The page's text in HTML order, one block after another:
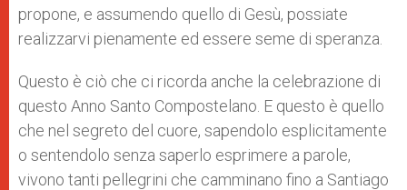
propone, e assumendo quello di Gesù, possiate
realizzarvi pienamente ed essere seme di speranza.
Questo è ciò che ci ricorda anche la celebrazione di
questo Anno Santo Compostelano. E questo è quello
che nel segreto del cuore, sapendolo esplicitamente
o sentendolo senza saperlo esprimere a parole,
vivono tanti pellegrini che camminano fino a Santiago